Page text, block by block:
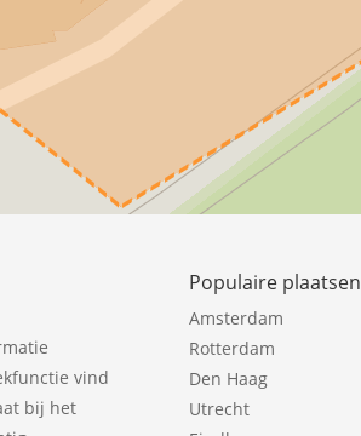
vind
bij het
Populaire plaatsen
Amsterdam
Rotterdam
Den Haag
Utrecht